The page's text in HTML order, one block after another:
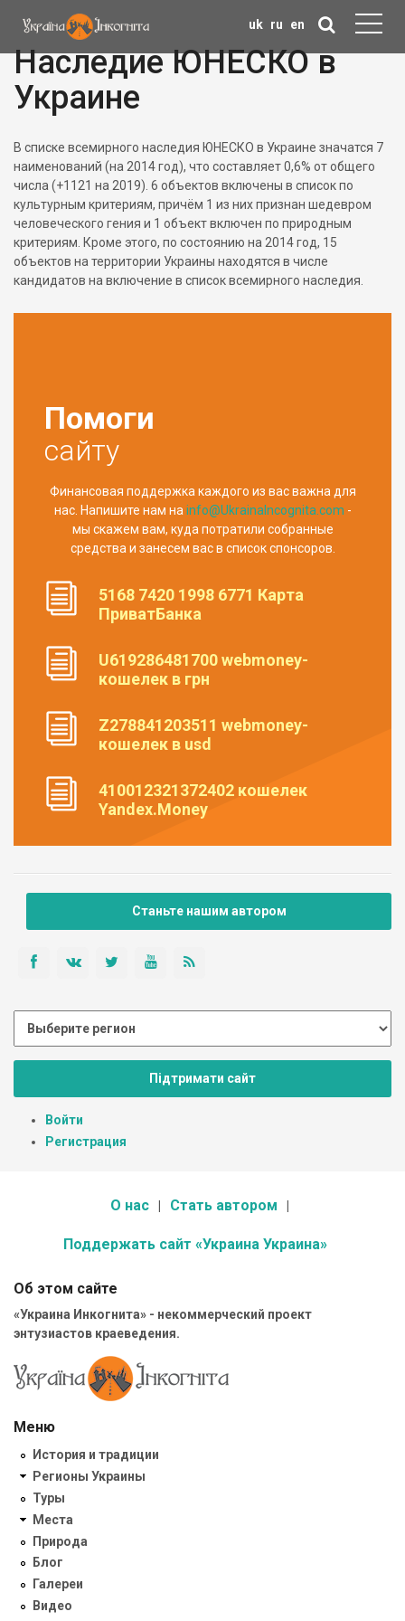
uk ru en
Наследие ЮНЕСКО в
Украине
В списке всемирного наследия ЮНЕСКО в Украине значатся 7
наименований (на 2014 год), что составляет 0,6% от общего
числа (+1121 на 2019). 6 объектов включены в список по
культурным критериям, причём 1 из них признан шедевром
человеческого гения и 1 объект включен по природным
критериям. Кроме этого, по состоянию на 2014 год, 15
объектов на территории Украины находятся в числе
кандидатов на включение в список всемирного наследия.
Помоги
сайту
Финансовая поддержка каждого из вас важна для
нас. Напишите нам на info@UkrainaIncognita.com -
мы скажем вам, куда потратили собранные
средства и занесем вас в список спонсоров.
5168 7420 1998 6771 Карта
ПриватБанка
U619286481700 webmoney-
кошелек в грн
Z278841203511 webmoney-
кошелек в usd
410012321372402 кошелек
Yandex.Money
Станьте нашим автором
Підтримати сайт
Войти
Регистрация
О нас Стать автором
Поддержать сайт «Украина Украина»
Об этом сайте
«Украина Инкогнита» - некоммерческий проект
энтузиастов краеведения.
Меню
История и традиции
Регионы Украины
Туры
Места
Природа
Блог
Галереи
Видео